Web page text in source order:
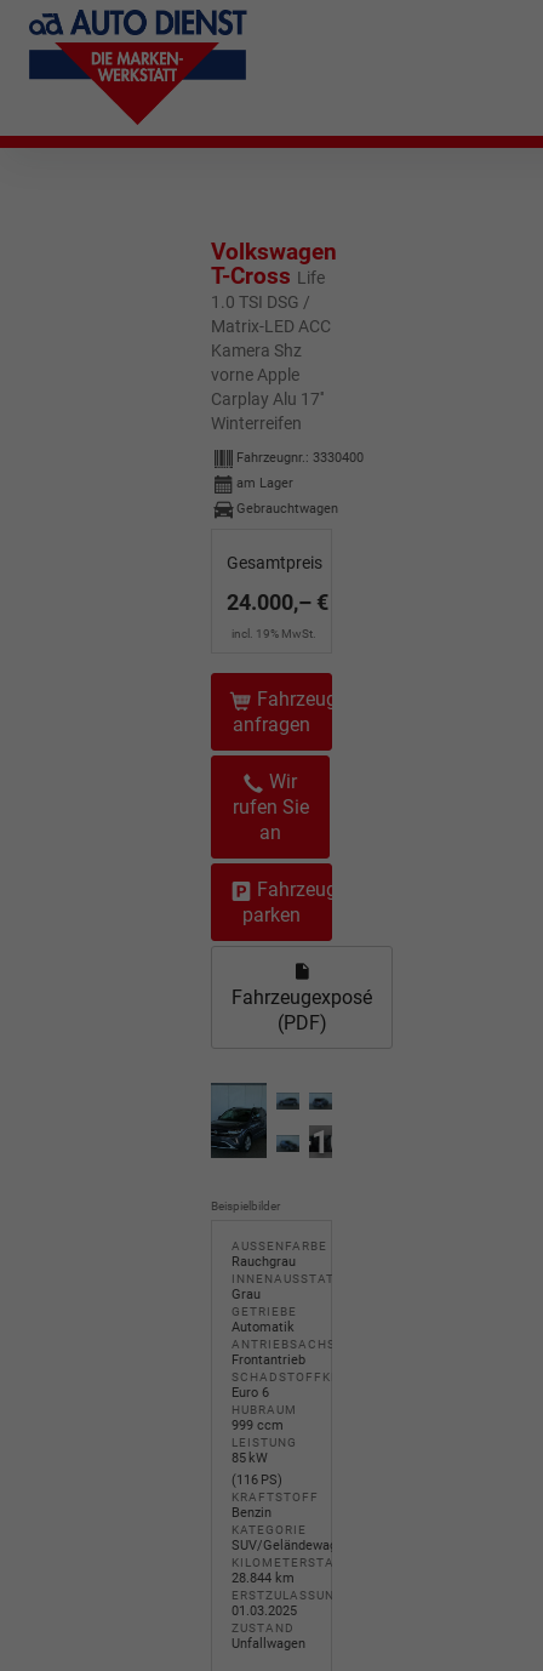
Volkswagen
T-Cross Life
1.0 TSI DSG /
Matrix-LED ACC
Kamera Shz
vorne Apple
Carplay Alu 17''
Winterreifen
Fahrzeugnr.: 3330400
am Lager
Gebrauchtwagen
Gesamtpreis
24.000,– €
incl. 19% MwSt.
Fahrzeug
anfragen
Wir
rufen Sie
an
Fahrzeug
parken
Fahrzeugexposé
(PDF)
+10
Beispielbilder
AUSSENFARBE
Rauchgrau
INNENAUSSTATTUNG
Grau
GETRIEBE
Automatik
ANTRIEBSACHSE
Frontantrieb
SCHADSTOFFKLASSE
Euro 6
HUBRAUM
999 ccm
LEISTUNG
85 kW
(116 PS)
KRAFTSTOFF
Benzin
KATEGORIE
SUV/Geländewagen/Pickup
KILOMETERSTAND
28.844 km
ERSTZULASSUNG
01.03.2025
ZUSTAND
Unfallwagen